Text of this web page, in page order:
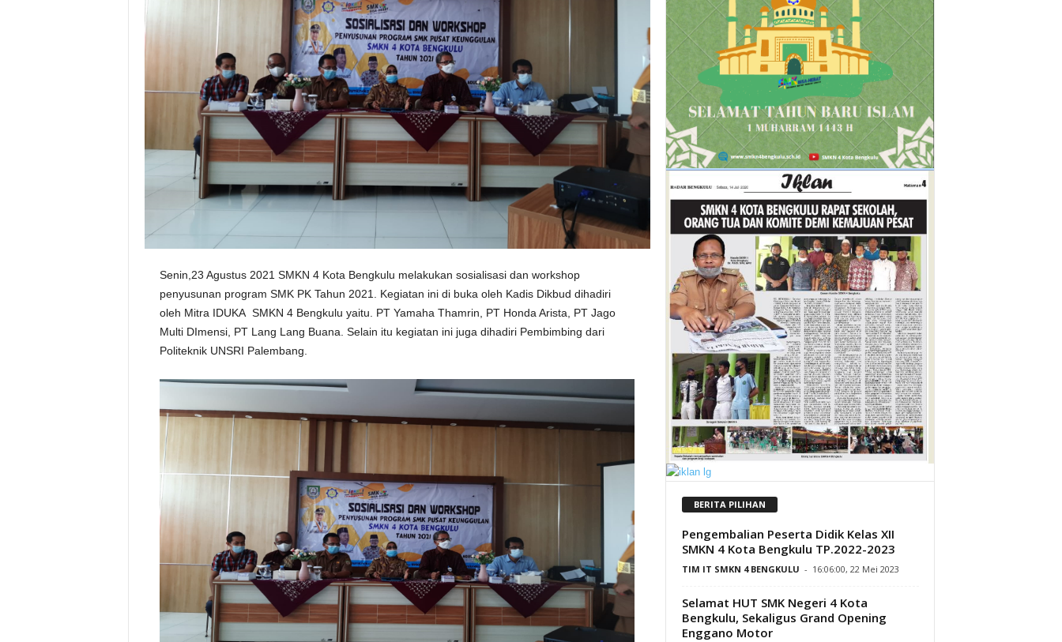
Senin,23 Agustus 2021 SMKN 4 Kota Bengkulu melakukan sosialisasi dan workshop
penyusunan program SMK PK Tahun 2021. Kegiatan ini di buka oleh Kadis Dikbud dihadiri
oleh Mitra IDUKA SMKN 4 Bengkulu yaitu. PT Yamaha Thamrin, PT Honda Arista, PT Jago
Multi DImensi, PT Lang Lang Buana. Selain itu kegiatan ini juga dihadiri Pembimbing dari
Politeknik UNSRI Palembang.
BERITA PILIHAN
Pengembalian Peserta Didik Kelas XII
SMKN 4 Kota Bengkulu TP.2022-2023
TIM IT SMKN 4 BENGKULU - 16:06:00, 22 Mei 2023
Selamat HUT SMK Negeri 4 Kota
Bengkulu, Sekaligus Grand Opening
Enggano Motor